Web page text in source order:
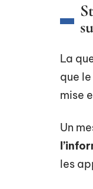
La
que
mise
Un
les